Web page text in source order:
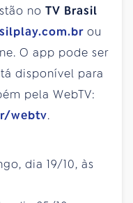
no TV Brasil
ou
O app pode ser
disponível para
pela WebTV:
webtv.
dia 19/10, às